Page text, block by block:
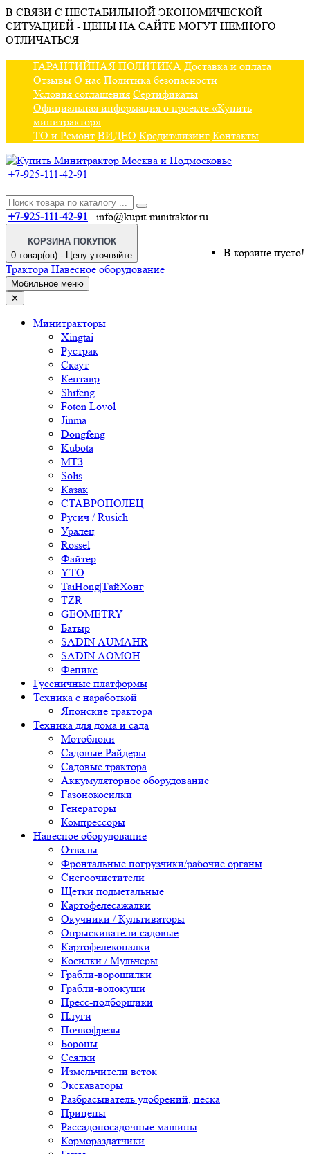
В СВЯЗИ С НЕСТАБИЛЬНОЙ ЭКОНОМИЧЕСКОЙ
СИТУАЦИЕЙ - ЦЕНЫ НА САЙТЕ МОГУТ НЕМНОГО
ОТЛИЧАТЬСЯ
ГАРАНТИЙНАЯ ПОЛИТИКА Доставка и оплата
Отзывы О нас Политика безопасности
Условия соглашения Сертификаты
Официальная информация о проекте «Купить
минитрактор»
ТО и Ремонт ВИДЕО Кредит/лизинг Контакты
+7-925-111-42-91
+7-925-111-42-91 info@kupit-minitraktor.ru
КОРЗИНА ПОКУПОК
0 товар(ов) - Цену уточняйте
В корзине пусто!
Трактора Навесное оборудование
Мобильное меню
✕
Минитракторы
Xingtai
Рустрак
Скаут
Кентавр
Shifeng
Foton Lovol
Jinma
Dongfeng
Kubota
МТЗ
Solis
Казак
СТАВРОПОЛЕЦ
Русич / Rusich
Уралец
Rossel
Файтер
YTO
TaiHong|ТайХонг
TZR
GEOMETRY
Батыр
SADIN AUMAHR
SADIN AOMOH
Феникс
Гусеничные платформы
Техника с наработкой
Японские трактора
Техника для дома и сада
Мотоблоки
Садовые Райдеры
Садовые трактора
Аккумуляторное оборудование
Газонокосилки
Генераторы
Компрессоры
Навесное оборудование
Отвалы
Фронтальные погрузчики/рабочие органы
Снегоочистители
Щётки подметальные
Картофелесажалки
Окучники / Культиваторы
Опрыскиватели садовые
Картофелекопалки
Косилки / Мульчеры
Грабли-ворошилки
Грабли-волокуши
Пресс-подборщики
Плуги
Почвофрезы
Бороны
Сеялки
Измельчители веток
Экскаваторы
Разбрасыватель удобрений, песка
Прицепы
Рассадопосадочные машины
Кормораздатчики